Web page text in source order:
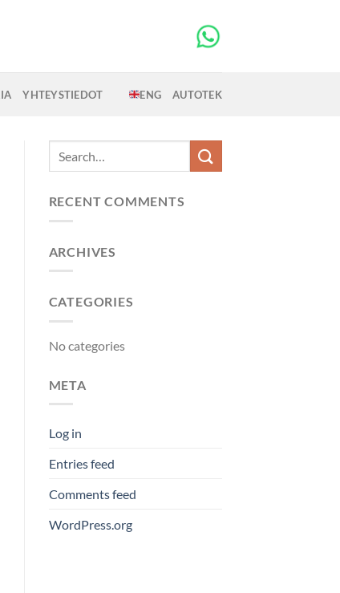
YHTEYSTIEDOT ENG AUTOTEK
RECENT COMMENTS
ARCHIVES
CATEGORIES
No categories
META
Log in
Entries feed
Comments feed
WordPress.org